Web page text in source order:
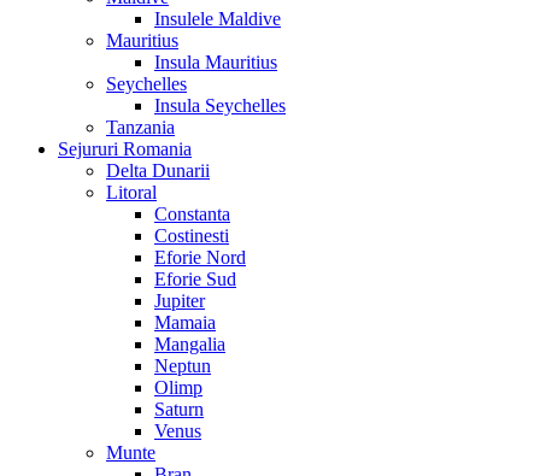
Insulele Maldive
Mauritius
Insula Mauritius
Seychelles
Insula Seychelles
Tanzania
Sejururi Romania
Delta Dunarii
Litoral
Constanta
Costinesti
Eforie Nord
Eforie Sud
Jupiter
Mamaia
Mangalia
Neptun
Olimp
Saturn
Venus
Munte